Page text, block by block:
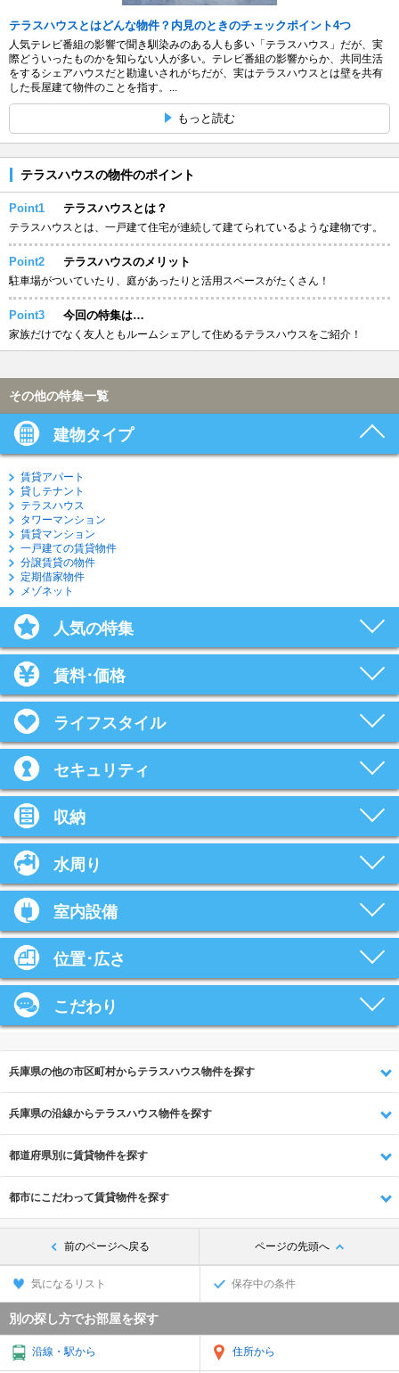
テラスハウスとはどんな物件？内見のときのチェックポイント4つ
人気テレビ番組の影響で聞き馴染みのある人も多い「テラスハウス」だが、実
際どういったものかを知らない人が多い。テレビ番組の影響からか、共同生活
をするシェアハウスだと勘違いされがちだが、実はテラスハウスとは壁を共有
した長屋建て物件のことを指す。...
もっと読む
テラスハウスの物件のポイント
Point1 テラスハウスとは？
テラスハウスとは、一戸建て住宅が連続して建てられているような建物です。
Point2 テラスハウスのメリット
駐車場がついていたり、庭があったりと活用スペースがたくさん！
Point3 今回の特集は…
家族だけでなく友人ともルームシェアして住めるテラスハウスをご紹介！
その他の特集一覧
建物タイプ
賃貸アパート
貸しテナント
テラスハウス
タワーマンション
賃貸マンション
一戸建ての賃貸物件
分譲賃貸の物件
定期借家物件
メゾネット
人気の特集
賃料･価格
ライフスタイル
セキュリティ
収納
水周り
室内設備
位置･広さ
こだわり
兵庫県の他の市区町村からテラスハウス物件を探す
兵庫県の沿線からテラスハウス物件を探す
都道府県別に賃貸物件を探す
都市にこだわって賃貸物件を探す
前のページへ戻る ページの先頭へ
気になるリスト 保存中の条件
別の探し方でお部屋を探す
沿線・駅から 住所から